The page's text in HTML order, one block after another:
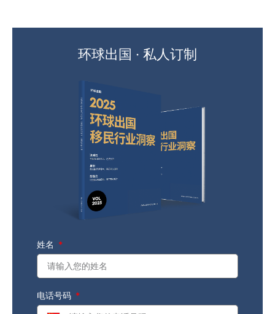
环球出国 · 私人订制
姓名
电话号码